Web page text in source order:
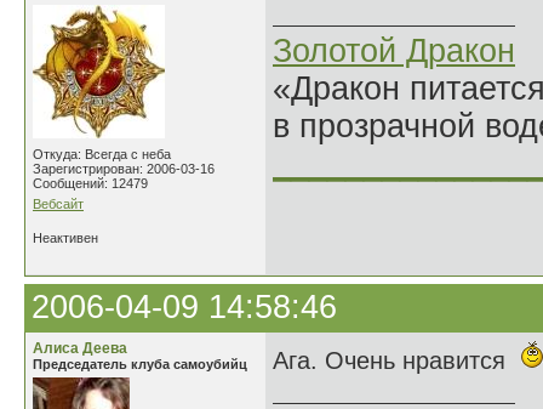
Откуда: Всегда с неба
Зарегистрирован: 2006-03-16
Сообщений: 12479
Вебсайт
Золотой Дракон
«Дракон
в прозрачной
Неактивен
2006-04-09 14:58:46
Алиса Деева
Председатель клуба самоубийц Ага. Очень нравится